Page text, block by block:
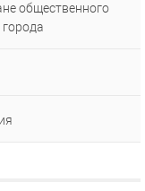
общественного